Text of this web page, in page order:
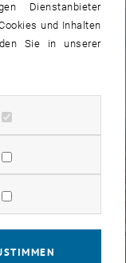
Subseiten von TU
Subseiten von Studium
Subseiten von
Subseiten von
Subseiten von
Subseiten von Intern
Subseiten von © TU Wien | Foto: Matthias Heisler
Dienstanbieter
und Inhalten
Sie in unserer
zulassen
zulassen
zulassen